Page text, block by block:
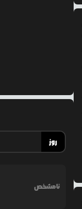
روز
نامشخص